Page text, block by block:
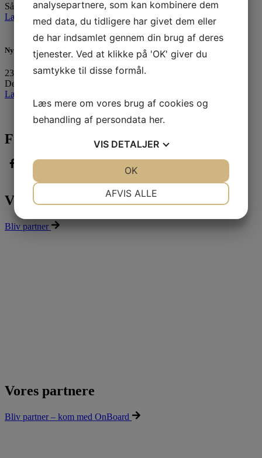
Så er vi igen klar med ugens sejlerret til uge 33:…
Læs mere »
Ny forpagter for vores fantastiske klubhus
23. juli 2026
Det er med stor fornøjelse og også en vis portion…
Læs mere »
Følg med
Vores partnere
Bliv partner
Vores partnere
Bliv partner – kom med OnBoard
analysepartnere, som kan kombinere dem
med data, du tidligere har givet dem eller
de har indsamlet gennem din brug af deres
tjenester. Ved at klikke på 'OK' giver du
samtykke til disse formål.
Læs mere om vores brug af cookies og
behandling af persondata her.
VIS DETALJER
AFVIS ALLE
OK